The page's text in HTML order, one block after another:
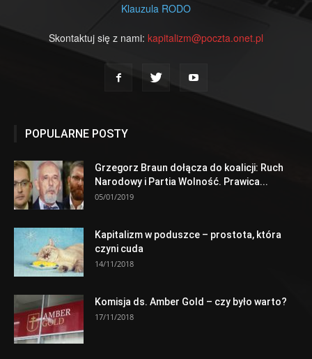
Klauzula RODO
Skontaktuj się z nami: kapitalizm@poczta.onet.pl
POPULARNE POSTY
Grzegorz Braun dołącza do koalicji: Ruch
Narodowy i Partia Wolność. Prawica...
05/01/2019
Kapitalizm w poduszce – prostota, która
czyni cuda
14/11/2018
Komisja ds. Amber Gold – czy było warto?
17/11/2018